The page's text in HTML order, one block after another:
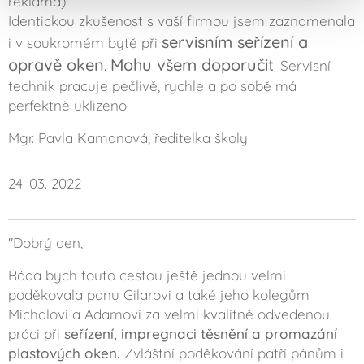
Identickou zkušenost s vaší firmou jsem zaznamenala
i v soukromém bytě při servisním seřízení a
opravě oken. Mohu všem doporučit. Servisní
technik pracuje pečlivě, rychle a po sobě má
perfektně uklizeno.
Mgr. Pavla Kamanová, ředitelka školy
24. 03. 2022
"Dobrý den,
Ráda bych touto cestou ještě jednou velmi
poděkovala panu Gilarovi a také jeho kolegům
Michalovi a Adamovi za velmi kvalitně odvedenou
práci při seřízení, impregnaci těsnění a promazání
plastových oken. Zvláštní poděkování patří pánům i